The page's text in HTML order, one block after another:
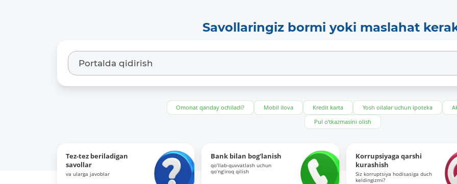
Savollaringiz bormi yoki maslahat
Omonat qanday ochiladi? Mobil ilova Kredit karta Yosh oilalar uchun ipoteka
Pul o‘tkazmasini olish
Tez-tez beriladigan
savollar
va ularga javoblar
Bank bilan bog‘lanish
qo‘llab-quvvatlash uchun
qo‘ng‘iroq qilish
Korrupsiyaga qarshi
kurashish
Siz korruptsiya hodisasiga duch
keldingizmi?